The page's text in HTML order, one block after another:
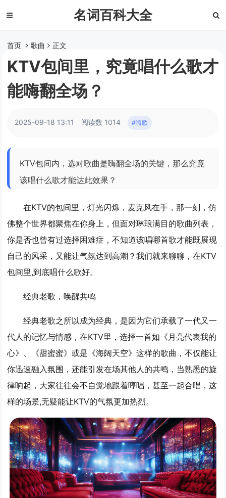
名词百科大全
首页 歌曲 正文
KTV包间里，究竟唱什么歌才
能嗨翻全场？
2025-09-18 13:11 阅读数 1014 #嗨歌
KTV包间内，选对歌曲是嗨翻全场的关键，那么究竟
该唱什么歌才能达此效果？
在KTV的包间里，灯光闪烁，麦克风在手，那一刻，仿
佛整个世界都聚焦在你身上，但面对琳琅满目的歌曲列表，
你是否也曾有过选择困难症，不知道该唱哪首歌才能既展现
自己的风采，又能让气氛达到高潮？我们就来聊聊，在KTV
包间里,到底唱什么歌好。
经典老歌，唤醒共鸣
经典老歌之所以成为经典，是因为它们承载了一代又一
代人的记忆与情感，在KTV里，选择一首如《月亮代表我的
心》、《甜蜜蜜》或是《海阔天空》这样的歌曲，不仅能让
你迅速融入氛围，还能引发在场其他人的共鸣，当熟悉的旋
律响起，大家往往会不自觉地跟着哼唱，甚至一起合唱，这
样的场景,无疑能让KTV的气氛更加热烈。